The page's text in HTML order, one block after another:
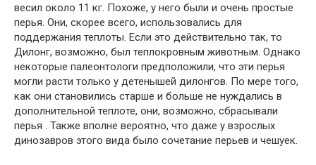
весил около 11 кг. Похоже, у него были и очень простые
перья. Они, скорее всего, использовались для
поддержания теплоты. Если это действительно так, то
Дилонг, возможно, был теплокровным животным. Однако
некоторые палеонтологи предположили, что эти перья
могли расти только у детенышей дилонгов. По мере того,
как они становились старше и больше не нуждались в
дополнительной теплоте, они, возможно, сбрасывали
перья . Также вполне вероятно, что даже у взрослых
динозавров этого вида было сочетание перьев и чешуек.